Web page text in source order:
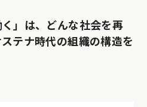
く」は、どんな社会を再
テナ時代の組織の構造を